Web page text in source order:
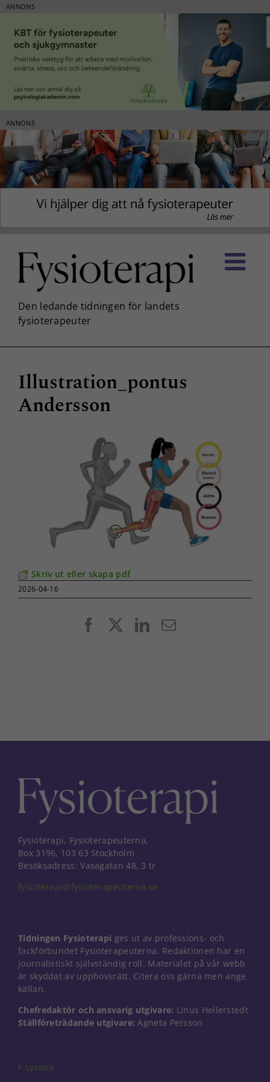
ANNONS
ANNONS
innehållet
Illustration_pontus
Andersson
Skriv ut eller skapa pdf
2026-04-16
FacebookLinkedIn
E-
Fysioterapi, Fysioterapeuterna,
Box 3196, 103 63 Stockholm
Besöksadress: Vasagatan 48, 3 tr
fysioterapi@fysioterapeuterna.se
Tidningen Fysioterapi ges ut av professions- och
fackförbundet Fysioterapeuterna. Redaktionen har en
journalistiskt självständig roll. Materialet på vår webb
är skyddat av upphovsrätt. Citera oss gärna men ange
källan.
Chefredaktör och ansvarig utgivare: Linus Hellerstedt
Ställföreträdande utgivare: Agneta Persson
Lyssna
Nödvändiga